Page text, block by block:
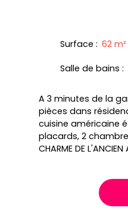
Surface : 62 m²
Salle de bains :
A 3 minutes de la
pièces dans
cuisine américaine
placards, 2
CHARME DE